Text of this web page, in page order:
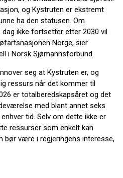
og Kystruten er ekstremt
ha den statusen. Om
dag ikke fortsetter etter 2030 vil
Norge, sier
i Norsk Sjømannsforbund.
seg at Kystruten er, og
ressurs når det kommer til
er totalberedskapsåret og det
med blant annet seks
tid. Selv om dette ikke er
ressurser som enkelt kan
bør være i regjeringens interesse,